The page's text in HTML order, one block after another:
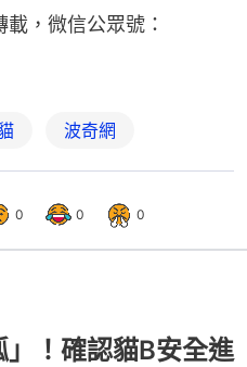
載，微信公眾號：
波奇網
0 0 0
！確認貓B安全進